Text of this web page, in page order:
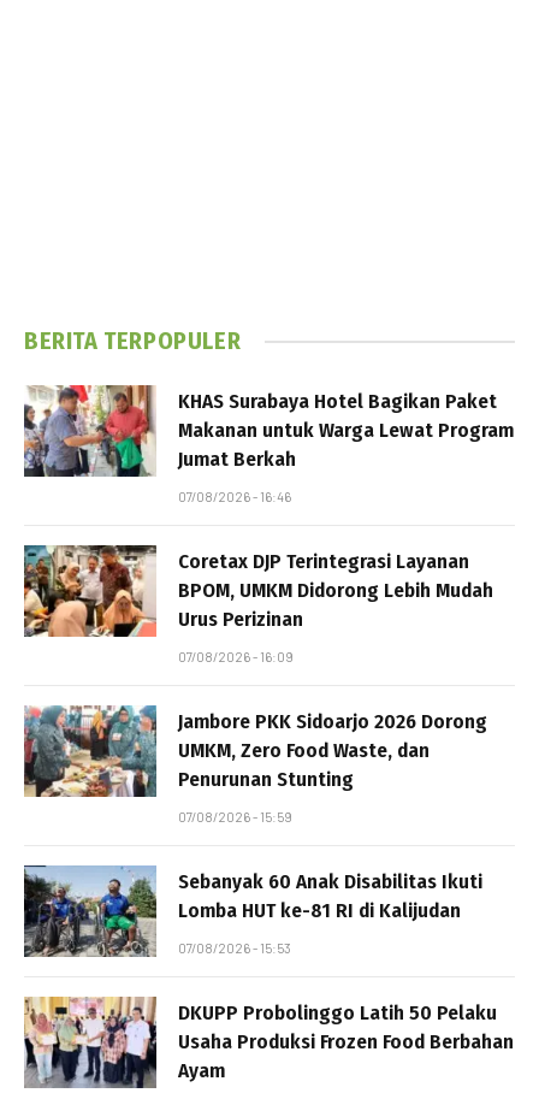
BERITA TERPOPULER
KHAS Surabaya Hotel Bagikan Paket
Makanan untuk Warga Lewat Program
Jumat Berkah
07/08/2026 - 16:46
Coretax DJP Terintegrasi Layanan
BPOM, UMKM Didorong Lebih Mudah
Urus Perizinan
07/08/2026 - 16:09
Jambore PKK Sidoarjo 2026 Dorong
UMKM, Zero Food Waste, dan
Penurunan Stunting
07/08/2026 - 15:59
Sebanyak 60 Anak Disabilitas Ikuti
Lomba HUT ke-81 RI di Kalijudan
07/08/2026 - 15:53
DKUPP Probolinggo Latih 50 Pelaku
Usaha Produksi Frozen Food Berbahan
Ayam